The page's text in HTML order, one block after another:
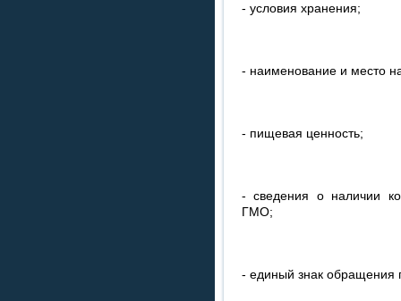
- условия хранения;
- наименование и место
- пищевая ценность;
- сведения о наличии
ГМО;
- единый знак обращения